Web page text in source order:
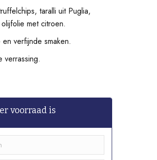
taralli uit Puglia,
met citroen.
verfijnde smaken.
verrassing.
voorraad is